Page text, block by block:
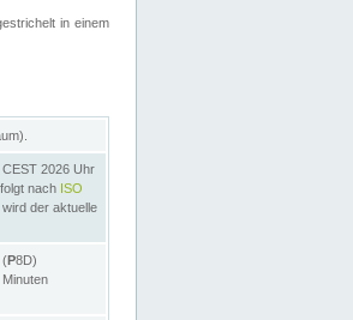
in einem
2026 Uhr
nach ISO
der aktuelle
(P8D)